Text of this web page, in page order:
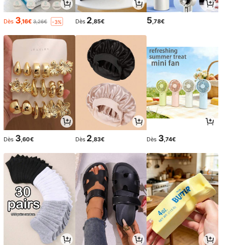
Dès 3,16€ 3,26€ -3% Dès 2 ,85€ 5 ,78€
Dès 3,60€ Dès 2,83€ Dès 3,74€